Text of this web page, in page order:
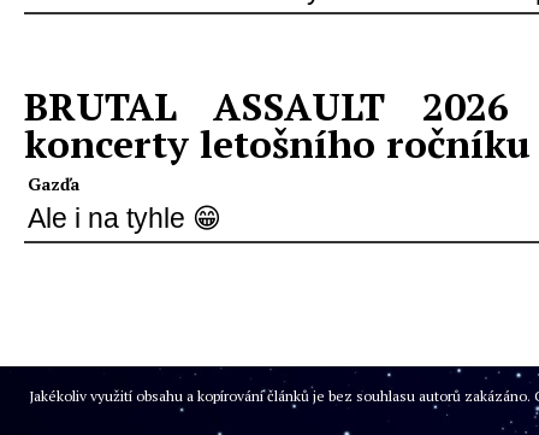
BRUTAL ASSAULT
koncerty letošního
Gazďa
Ale i na tyhle 😁
Jakékoliv využití obsahu a kopírování článků je bez souhlasu autorů